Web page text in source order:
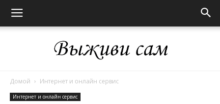
Выживи
Домой Интернет и онлайн сервис
Интернет и онлайн сервис